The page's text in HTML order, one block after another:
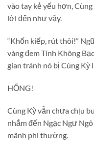
vào tay kẻ yếu hơn,
lời đến như vậy.
“Khốn kiếp, rút thôi!”
vàng đem Tinh Không
gian tránh nó bị Cùng Kỳ
HỐNG!
Cùng Kỳ vẫn chưa chịu
nhắm đến Ngạc Ngư
mãnh phi thường.